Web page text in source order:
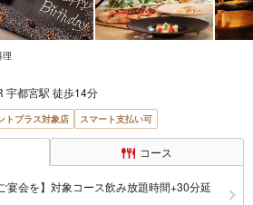
理
宇都宮駅 徒歩14分
トプラス対象店 スマート支払い可
コース
宴会を】対象コース飲み放題時間+30分延